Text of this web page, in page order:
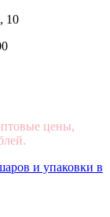
10
цены,